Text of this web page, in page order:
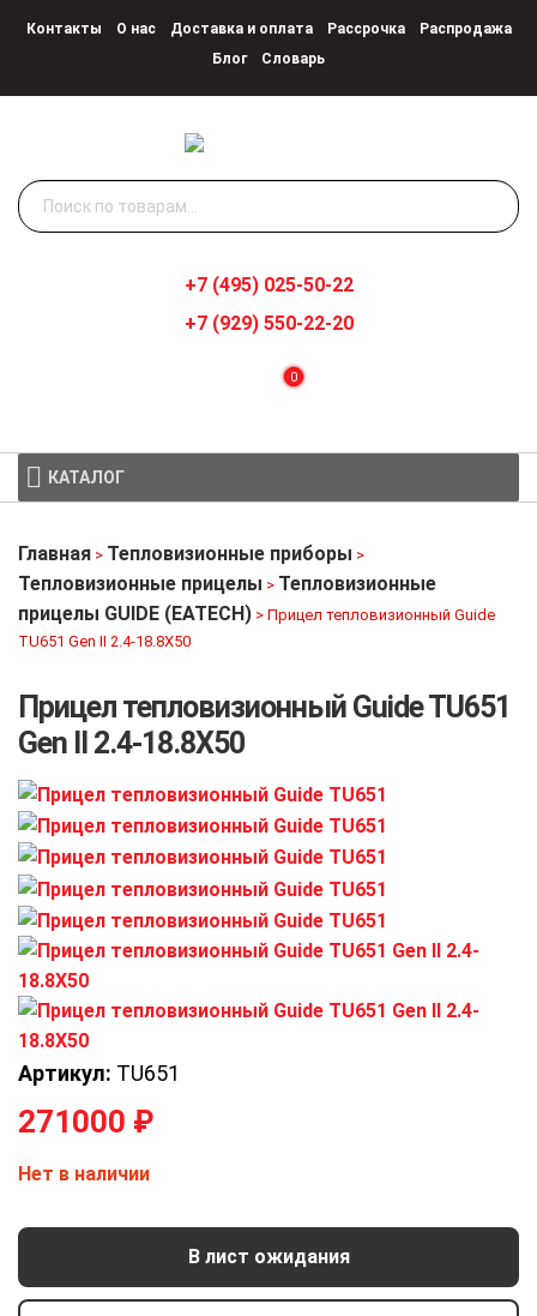
Контакты О нас Доставка и оплата Рассрочка
Распродажа
Блог
Словарь
Искать:
0
+7 (495) 025-50-22
+7 (929) 550-22-20
КАТАЛОГ
Главная > Тепловизионные приборы >
Тепловизионные прицелы > Тепловизионные
прицелы GUIDE (EATECH) > Прицел тепловизионный Guide
TU651 Gen II 2.4-18.8Х50
Прицел тепловизионный Guide TU651
Gen II 2.4-18.8Х50
Артикул: TU651
271000 ₽
Нет в наличии
В лист ожидания